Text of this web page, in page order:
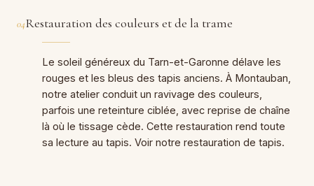
04Restauration des couleurs et de la trame
Le soleil généreux du Tarn-et-Garonne délave les
rouges et les bleus des tapis anciens. À Montauban,
notre atelier conduit un ravivage des couleurs,
parfois une reteinture ciblée, avec reprise de chaîne
là où le tissage cède. Cette restauration rend toute
sa lecture au tapis. Voir notre restauration de tapis.